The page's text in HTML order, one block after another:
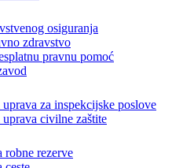
rad
i iznemogla lica
bolnica
osiguranja
zdravstvo
pravnu pomoć
za inspekcijske poslove
civilne zaštite